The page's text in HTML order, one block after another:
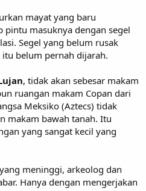
mayat yang baru
masuknya dengan segel
Segel yang belum rusak
belum pernah dijarah.
, tidak akan sebesar makam
ruangan makam Copan dari
Meksiko (Aztecs) tidak
makam bawah tanah. Itu
yang sangat kecil yang
meninggi, arkeolog dan
Hanya dengan mengerjakan